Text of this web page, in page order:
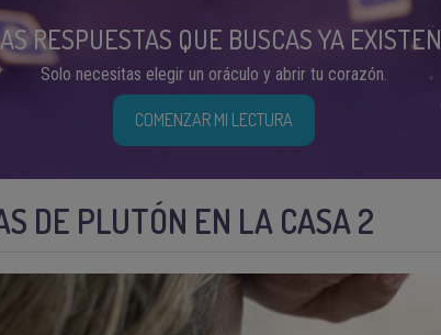
RESPUESTAS QUE BUSCAS YA EXISTEN
Solo necesitas elegir un oráculo y abrir tu corazón.
COMENZAR MI LECTURA
DE PLUTÓN EN LA CASA 2